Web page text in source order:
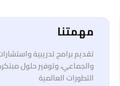
مهمتنا
تقديم برامج تدريبية
والجماعي، وتوفير حلول
التطورات العالمية